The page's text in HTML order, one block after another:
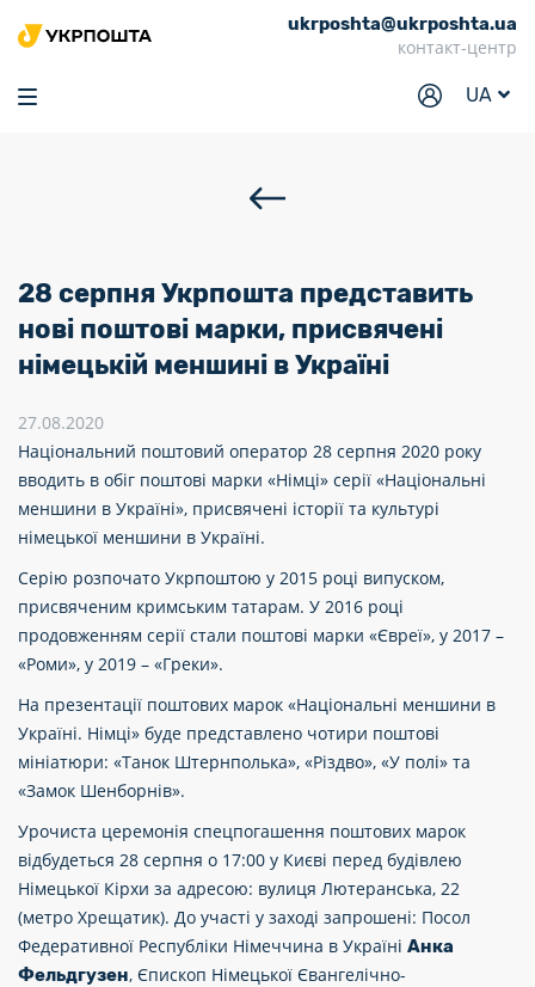
ukrposhta@ukrposhta.ua
контакт-центр
UA
Головна
Маркет
Відділення
Філателія
Кар’єра
Для бізнесу
28 серпня Укрпошта представить
нові поштові марки, присвячені
німецькій меншині в Україні
27.08.2020
Національний поштовий оператор 28 серпня 2020 року
вводить в обіг поштові марки «Німці» серії «Національні
меншини в Україні», присвячені історії та культурі
німецької меншини в Україні.
Серію розпочато Укрпоштою у 2015 році випуском,
присвяченим кримським татарам. У 2016 році
продовженням серії стали поштові марки «Євреї», у 2017 –
«Роми», у 2019 – «Греки».
На презентації поштових марок «Національні меншини в
Україні. Німці» буде представлено чотири поштові
мініатюри: «Танок Штернполька», «Різдво», «У полі» та
«Замок Шенборнів».
Урочиста церемонія спецпогашення поштових марок
відбудеться 28 серпня о 17:00 у Києві перед будівлею
Німецької Кірхи за адресою: вулиця Лютеранська, 22
(метро Хрещатик). До участі у заході запрошені: Посол
Федеративної Республіки Німеччина в Україні Анка
Фельдгузен, Єпископ Німецької Євангелічно-